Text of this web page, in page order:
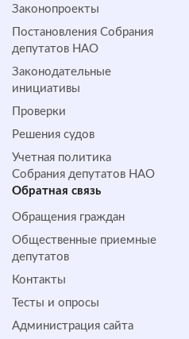
Законопроекты
Постановления Собрания
депутатов НАО
Законодательные
инициативы
Проверки
Решения судов
Учетная политика
Собрания депутатов НАО
Обратная cвязь
Обращения граждан
Общественные приемные
депутатов
Контакты
Тесты и опросы
Администрация сайта